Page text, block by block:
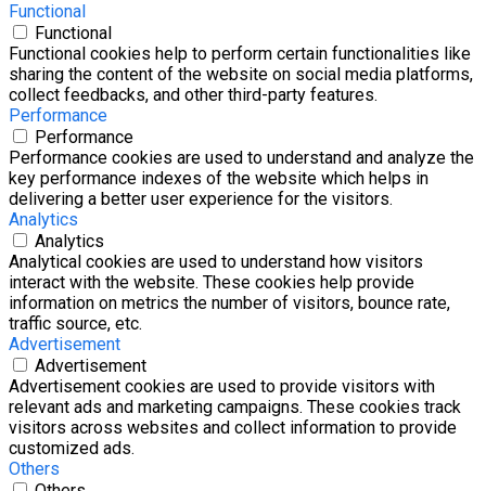
Functional
Functional
Functional cookies help to perform certain functionalities like
sharing the content of the website on social media platforms,
collect feedbacks, and other third-party features.
Performance
Performance
Performance cookies are used to understand and analyze the
key performance indexes of the website which helps in
delivering a better user experience for the visitors.
Analytics
Analytics
Analytical cookies are used to understand how visitors
interact with the website. These cookies help provide
information on metrics the number of visitors, bounce rate,
traffic source, etc.
Advertisement
Advertisement
Advertisement cookies are used to provide visitors with
relevant ads and marketing campaigns. These cookies track
visitors across websites and collect information to provide
customized ads.
Others